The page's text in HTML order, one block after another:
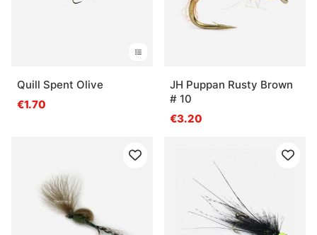
Quill Spent Olive
€1.70
JH Puppan Rusty Brown
# 10
€3.20